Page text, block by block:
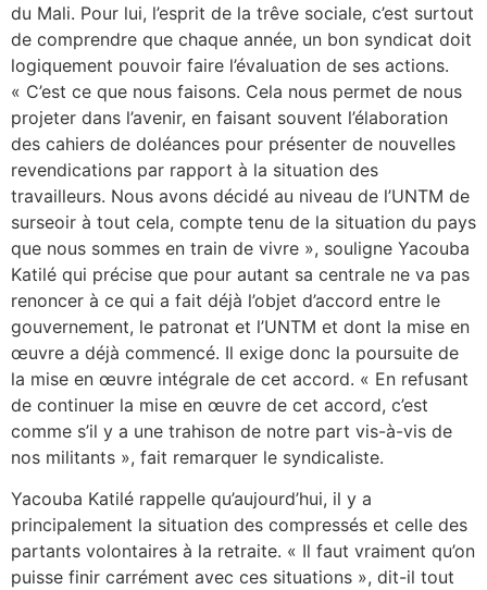
du Mali. Pour lui, l’esprit de la trêve sociale, c’est surtout
de comprendre que chaque année, un bon syndicat doit
logiquement pouvoir faire l’évaluation de ses actions.
« C’est ce que nous faisons. Cela nous permet de nous
projeter dans l’avenir, en faisant souvent l’élaboration
des cahiers de doléances pour présenter de nouvelles
revendications par rapport à la situation des
travailleurs. Nous avons décidé au niveau de l’UNTM de
surseoir à tout cela, compte tenu de la situation du pays
que nous sommes en train de vivre », souligne Yacouba
Katilé qui précise que pour autant sa centrale ne va pas
renoncer à ce qui a fait déjà l’objet d’accord entre le
gouvernement, le patronat et l’UNTM et dont la mise en
œuvre a déjà commencé. Il exige donc la poursuite de
la mise en œuvre intégrale de cet accord. « En refusant
de continuer la mise en œuvre de cet accord, c’est
comme s’il y a une trahison de notre part vis-à-vis de
nos militants », fait remarquer le syndicaliste.
Yacouba Katilé rappelle qu’aujourd’hui, il y a
principalement la situation des compressés et celle des
partants volontaires à la retraite. « Il faut vraiment qu’on
puisse finir carrément avec ces situations », dit-il tout